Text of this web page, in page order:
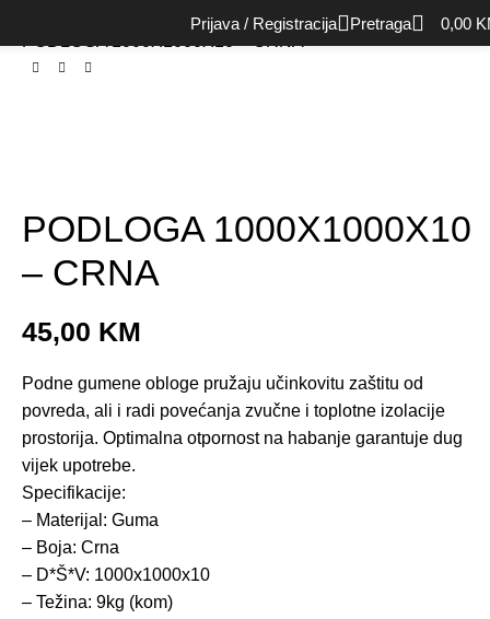
Prijava / Registracija Pretraga 0,00
Ostalo
PODLOGA 1000X1000X10
– CRNA
45,00 KM
Podne gumene obloge pružaju učinkovitu zaštitu od
povreda, ali i radi povećanja zvučne i toplotne izolacije
prostorija. Optimalna otpornost na habanje garantuje dug
vijek upotrebe.
Specifikacije:
– Materijal: Guma
– Boja: Crna
– D*Š*V: 1000x1000x10
– Težina: 9kg (kom)